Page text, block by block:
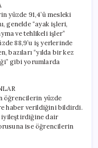
yüzde 91,4’ü mesleki
genelde “ayak işleri,
ve tehlikeli işler”
88,9’u iş yerlerinde
bazıları “yılda bir kez
gibi yorumlarda
öğrencilerin yüzde
haber verildiğini bildirdi.
iyileştirdiğine dair
ise öğrencilerin